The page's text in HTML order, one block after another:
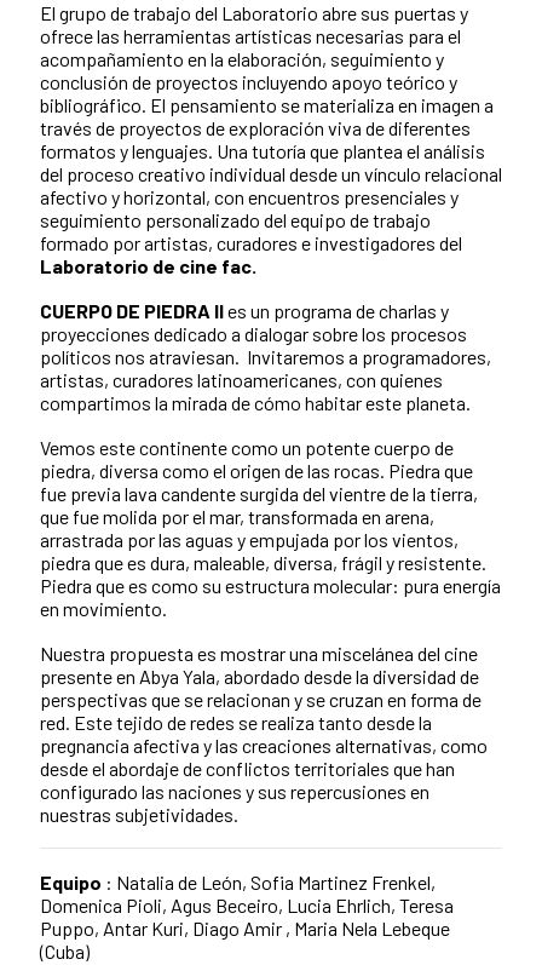
El grupo de trabajo del Laboratorio abre sus puertas y
ofrece las herramientas artísticas necesarias para el
acompañamiento en la elaboración, seguimiento y
conclusión de proyectos incluyendo apoyo teórico y
bibliográfico. El pensamiento se materializa en imagen a
través de proyectos de exploración viva de diferentes
formatos y lenguajes. Una tutoría que plantea el análisis
del proceso creativo individual desde un vínculo relacional
afectivo y horizontal, con encuentros presenciales y
seguimiento personalizado del equipo de trabajo
formado por artistas, curadores e investigadores del
Laboratorio de cine fac.
CUERPO DE PIEDRA IIes un programa de charlas y
proyecciones dedicado a dialogar sobre los procesos
políticos nos atraviesan. Invitaremos a programadores,
artistas, curadores latinoamericanes, con quienes
compartimos la mirada de cómo habitar este planeta.
Vemos este continente como un potente cuerpo de
piedra, diversa como el origen de las rocas. Piedra que
fue previa lava candente surgida del vientre de la tierra,
que fue molida por el mar, transformada en arena,
arrastrada por las aguas y empujada por los vientos,
piedra que es dura, maleable, diversa, frágil y resistente.
Piedra que es como su estructura molecular: pura energía
en movimiento.
Nuestra propuesta es mostrar una miscelánea del cine
presente en Abya Yala, abordado desde la diversidad de
perspectivas que se relacionan y se cruzan en forma de
red. Este tejido de redes se realiza tanto desde la
pregnancia afectiva y las creaciones alternativas, como
desde el abordaje de conflictos territoriales que han
configurado las naciones y sus repercusiones en
nuestras subjetividades.
Equipo : Natalia de León, Sofia Martinez Frenkel,
Domenica Pioli, Agus Beceiro, Lucia Ehrlich, Teresa
Puppo, Antar Kuri, Diago Amir , Maria Nela Lebeque
(Cuba)